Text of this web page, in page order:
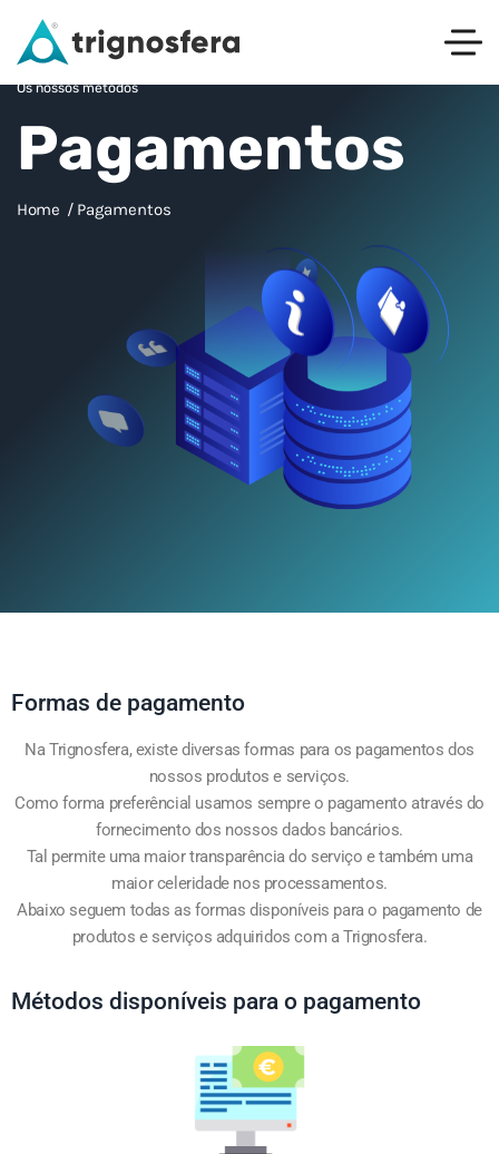
Os nossos métodos
Pagamentos
Home Pagamentos
Formas de pagamento
Na Trignosfera, existe diversas formas para os pagamentos dos
nossos produtos e serviços.
Como forma preferêncial usamos sempre o pagamento através do
fornecimento dos nossos dados bancários.
Tal permite uma maior transparência do serviço e também uma
maior celeridade nos processamentos.
Abaixo seguem todas as formas disponíveis para o pagamento de
produtos e serviços adquiridos com a Trignosfera.
Métodos disponíveis para o pagamento